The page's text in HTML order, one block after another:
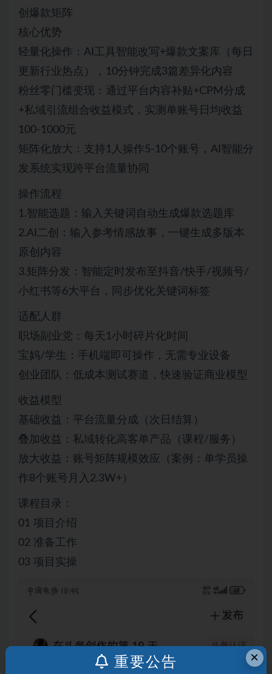
创爆款矩阵
核心优势
轻量化操作：AI工具智能改写+爆款文案库（每日
更新行业热点），10分钟完成3篇差异化内容
粉丝零门槛变现：通过平台内容补贴+CPM分成
+私域引流组合收益模式，实测单账号日均收益
100-1000元
矩阵化放大：支持1人操作5-10个账号，AI智能分
发系统实现跨平台流量协同
操作流程
1.智能选题：输入关键词自动生成爆款选题库
2.AI二创：输入参考情感故事，一键生成多版本
原创内容
3.矩阵分发：智能定时发布至抖音/快手/视频号/
小红书等6大平台，同步优化关键词标签
适配人群
职场副业党：每天1小时碎片化时间
宝妈/学生：手机端即可操作，无需专业设备
创业团队：低成本测试赛道，快速验证商业模型
收益模型
基础收益：平台流量分成（次日结算）
叠加收益：私域转化高客单产品（课程/服务）
放大收益：账号矩阵规模效应（案例：单学员操
作8个账号月入2.3W+）
课程目录：
01 项目介绍
02 准备工作
03 项目实操
×
重要公告